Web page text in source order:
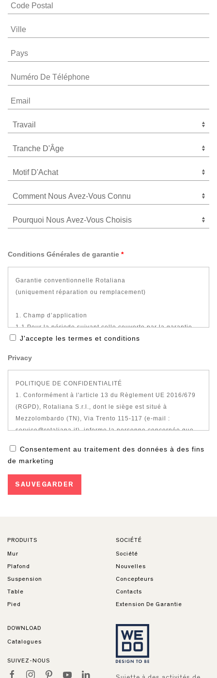
PRODUITS
Mur
Plafond
Suspension
Table
Pied
SOCIÉTÉ
Société
Nouvelles
Concepteurs
Contacts
Extension De Garantie
DOWNLOAD
Catalogues
SUIVEZ-NOUS